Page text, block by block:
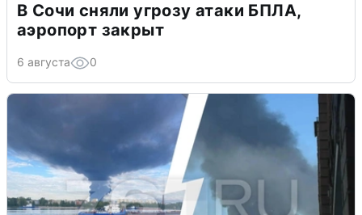
В Сочи сняли угрозу атаки БПЛА,
аэропорт закрыт
6 августа 0